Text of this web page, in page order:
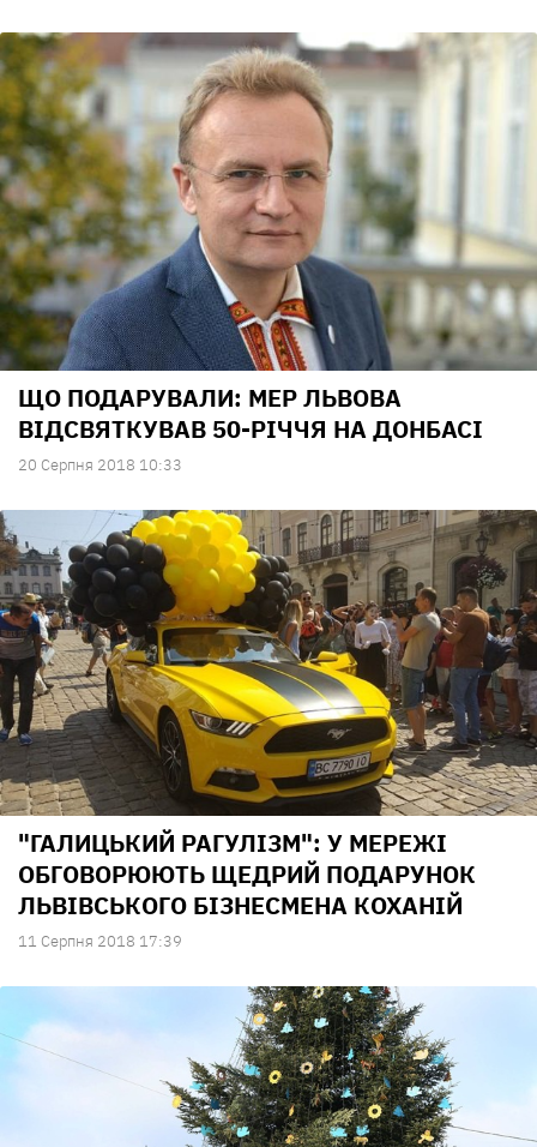
ЩО ПОДАРУВАЛИ: МЕР ЛЬВОВА
ВІДСВЯТКУВАВ 50-РІЧЧЯ НА ДОНБАСІ
20 Серпня 2018 10:33
"ГАЛИЦЬКИЙ РАГУЛІЗМ": У МЕРЕЖІ
ОБГОВОРЮЮТЬ ЩЕДРИЙ ПОДАРУНОК
ЛЬВІВСЬКОГО БІЗНЕСМЕНА КОХАНІЙ
11 Серпня 2018 17:39